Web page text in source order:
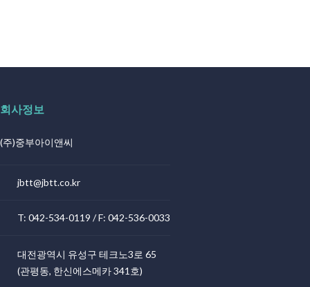
회사정보
(주)중부아이앤씨
jbtt@jbtt.co.kr
T: 042-534-0119 / F: 042-536-0033
대전광역시 유성구 테크노3로 65
(관평동, 한신에스메카 341호)